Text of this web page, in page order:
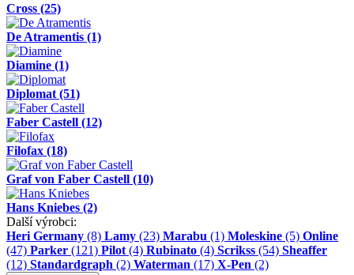
Cross (25)
De Atramentis (1)
Diamine (1)
Diplomat (51)
Faber Castell (12)
Filofax (18)
Graf von Faber Castell (10)
Hans Kniebes (2)
Další výrobci:
Heri Germany (8) Lamy (23) Marabu (1) Moleskine (5) Online
(47) Parker (121) Pilot (4) Rubinato (4) Scrikss (54) Sheaffer
(12) Standardgraph (2) Waterman (17) X-Pen (2)